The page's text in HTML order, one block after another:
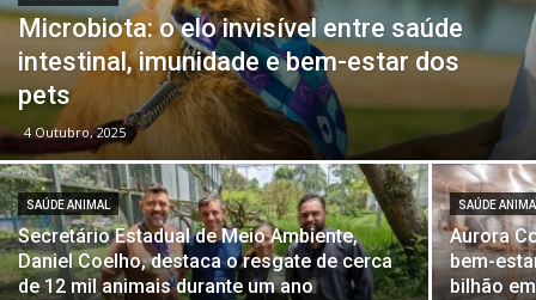
Microbiota: o elo invisível entre saúde
intestinal, imunidade e bem-estar dos
pets
4 Outubro, 2025
SAÚDE ANIMAL
Secretário Estadual de Meio Ambiente,
Daniel Coelho, destaca o resgate de cerca
de 12 mil animais durante um ano
SAÚDE
Aurora
bem-
bilhão